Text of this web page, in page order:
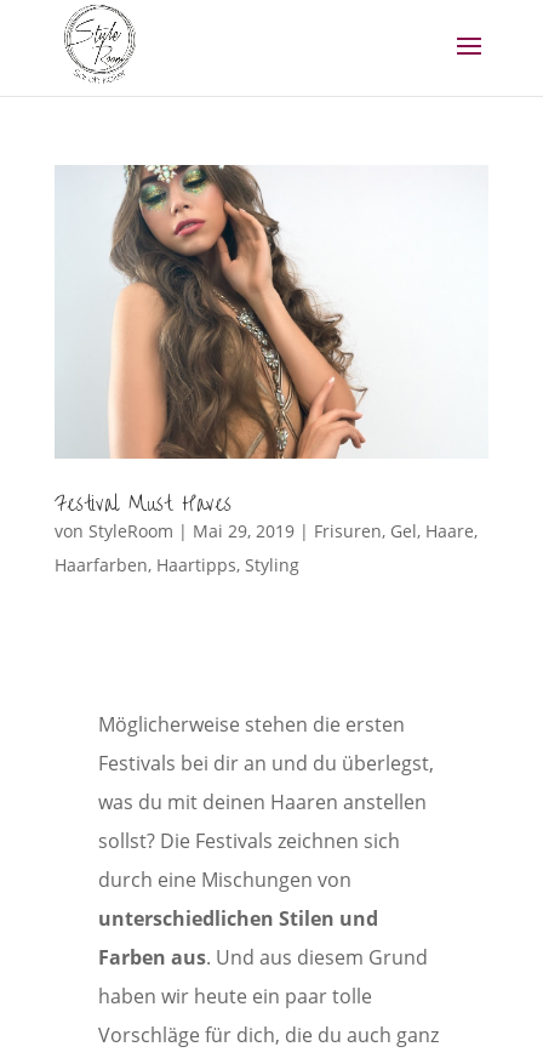
Festival Must Haves
von StyleRoom | Mai 29, 2019| Frisuren, Gel, Haare,
Haarfarben, Haartipps, Styling
Möglicherweise stehen die ersten
Festivals bei dir an und du überlegst,
was du mit deinen Haaren anstellen
sollst? Die Festivals zeichnen sich
durch eine Mischungen von
unterschiedlichen Stilen und
Farben aus. Und aus diesem Grund
haben wir heute ein paar tolle
Vorschläge für dich, die du auch ganz